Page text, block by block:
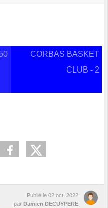
50
CORBAS BASKET
CLUB - 2
Publié le 02 oct. 2022
par Damien DECUYPERE